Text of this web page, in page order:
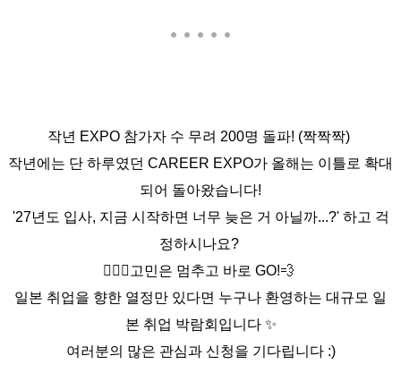
작년 EXPO 참가자 수 무려 200명 돌파! (짝짝짝)
작년에는 단 하루였던 CAREER EXPO가 올해는 이틀로 확대
되어 돌아왔습니다!
'27년도 입사, 지금 시작하면 너무 늦은 거 아닐까...?' 하고 걱
정하시나요?
🙅🏻‍♀️고민은 멈추고 바로 GO!💨
일본 취업을 향한 열정만 있다면 누구나 환영하는 대규모 일
본 취업 박람회입니다 ✨
여러분의 많은 관심과 신청을 기다립니다 :)